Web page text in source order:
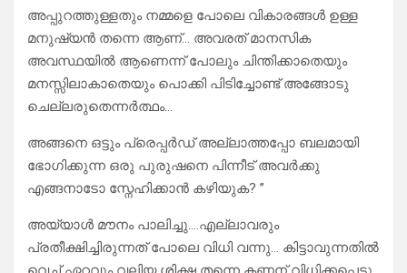
അപ്പുറത്തുള്ളതും നമ്മളെ പോലെ വികാരങ്ങൾ ഉള്ള
മനുഷ്യൻ തന്നെ ആണ്… അവരത് മാനസിക
അവസ്ഥയിൽ ആണെന്ന് പോലും ചിന്തിക്കാതെയും
മനസ്സിലാകാതെയും പൊക്കി പിടിച്ചോണ്ട് അങ്ങോടു
ചെല്ലരുതെന്നർത്ഥം…
അങ്ങനെ ഒട്ടും പ്രെപ്പർഡ് അല്ലാത്തപ്പോ ബലമായി
ഭോഗിക്കുന്ന ഒരു പുരുഷനെ പിന്നീട് അവർക്കു
എങ്ങനാടോ സ്നേഹിക്കാൻ കഴിയുക? ”
അയ്യാൾ മൗനം പാലിച്ചു….എല്ലാവരും
പ്രതീക്ഷിച്ചിരുന്നത് പോലെ വിധി വന്നു… കിട്ടാവുന്നതിൽ